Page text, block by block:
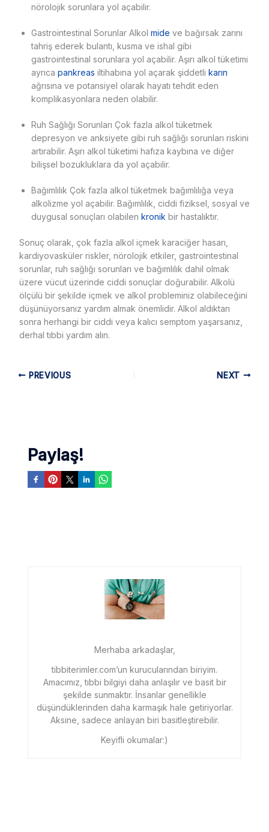
nörolojik sorunlara yol açabilir.
Gastrointestinal Sorunlar Alkol mide ve bağırsak zarını
tahriş ederek bulantı, kusma ve ishal gibi
gastrointestinal sorunlara yol açabilir. Aşırı alkol tüketimi
ayrıca pankreas iltihabına yol açarak şiddetli karın
ağrısına ve potansiyel olarak hayatı tehdit eden
komplikasyonlara neden olabilir.
Ruh Sağlığı Sorunları Çok fazla alkol tüketmek
depresyon ve anksiyete gibi ruh sağlığı sorunları riskini
artırabilir. Aşırı alkol tüketimi hafıza kaybına ve diğer
bilişsel bozukluklara da yol açabilir.
Bağımlılık Çok fazla alkol tüketmek bağımlılığa veya
alkolizme yol açabilir. Bağımlılık, ciddi fiziksel, sosyal ve
duygusal sonuçları olabilen kronik bir hastalıktır.
Sonuç olarak, çok fazla alkol içmek karaciğer hasarı,
kardiyovasküler riskler, nörolojik etkiler, gastrointestinal
sorunlar, ruh sağlığı sorunları ve bağımlılık dahil olmak
üzere vücut üzerinde ciddi sonuçlar doğurabilir. Alkolü
ölçülü bir şekilde içmek ve alkol probleminiz olabileceğini
düşünüyorsanız yardım almak önemlidir. Alkol aldıktan
sonra herhangi bir ciddi veya kalıcı semptom yaşarsanız,
derhal tıbbi yardım alın.
PREVIOUS NEXT
Paylaş!
Merhaba arkadaşlar,
tibbiterimler.com’un kurucularından biriyim.
Amacımız, tıbbi bilgiyi daha anlaşılır ve basit bir
şekilde sunmaktır. İnsanlar genellikle
düşündüklerinden daha karmaşık hale getiriyorlar.
Aksine, sadece anlayan biri basitleştirebilir.
Keyifli okumalar:)